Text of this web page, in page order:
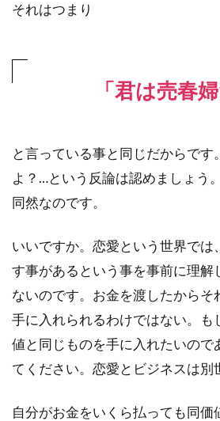
それはつまり
「君は売春婦
と言っている事と同じだからです
よ？…という反論は認めましょう
同然なのです。
いいですか。恋愛という世界では
す事があるという事を事前に理解
ないのです。お金を渡したからそ
手に入れられるわけではない。も
値と同じものを手に入れたいので
てください。恋愛とビジネスは別
自分がお金をいくら払っても同価